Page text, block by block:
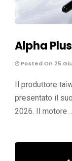
Alpha
Posted On 25
Il produttore
presentato il
2026. Il motore …